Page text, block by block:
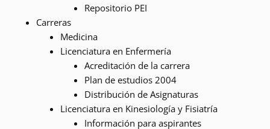
Repositorio PEI
Carreras
Medicina
Licenciatura en Enfermería
Acreditación de la carrera
Plan de estudios 2004
Distribución de Asignaturas
Licenciatura en Kinesiología y Fisiatría
Información para aspirantes